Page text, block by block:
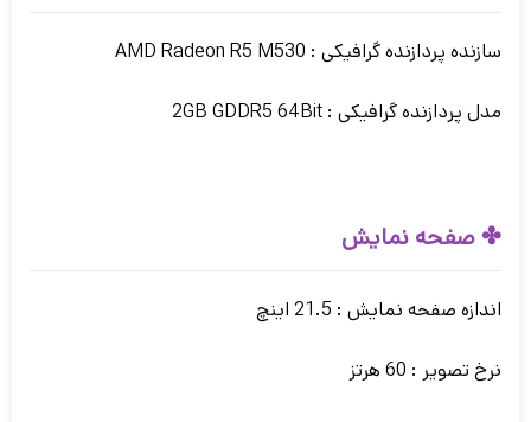
سازنده پردازنده گرافیکی : AMD Radeon R5 M530
مدل پردازنده گرافیکی : 2GB GDDR5 64Bit
✤ صفحه نمایش
اندازه صفحه نمایش : 21.5 اینچ
نرخ تصویر : 60 هرتز